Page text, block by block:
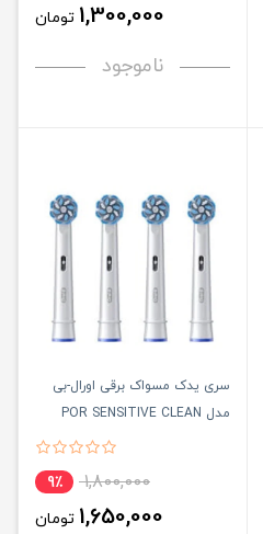
1,300,000 تومان
ناموجود
سری یدک مسواک برقی اورال-بی
مدل POR SENSITIVE CLEAN
1,800,000 9٪
1,650,000 تومان